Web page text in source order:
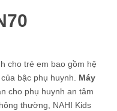
cho trẻ em bao gồm hệ
bậc phụ huynh. Máy
cho phụ huynh an tâm
thường, NAHI Kids